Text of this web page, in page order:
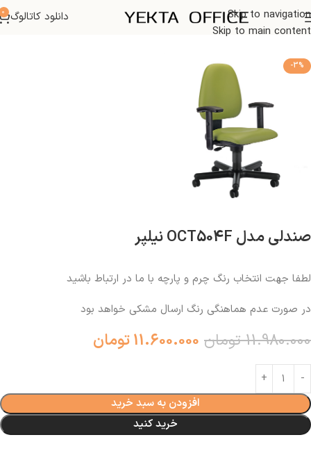
Skip to navigation
Skip to main content
دانلود کاتالوگ 0
خانه صندلی اداری
-3%
صندلی مدل OCT504F نیلپر
لطفا جهت انتخاب رنگ چرم و پارچه با ما در ارتباط باشید
در صورت عدم هماهنگی رنگ ارسال مشکی خواهد بود
11.980.000 تومان 11.600.000تومان
افزودن به سبد خرید
خرید کنید